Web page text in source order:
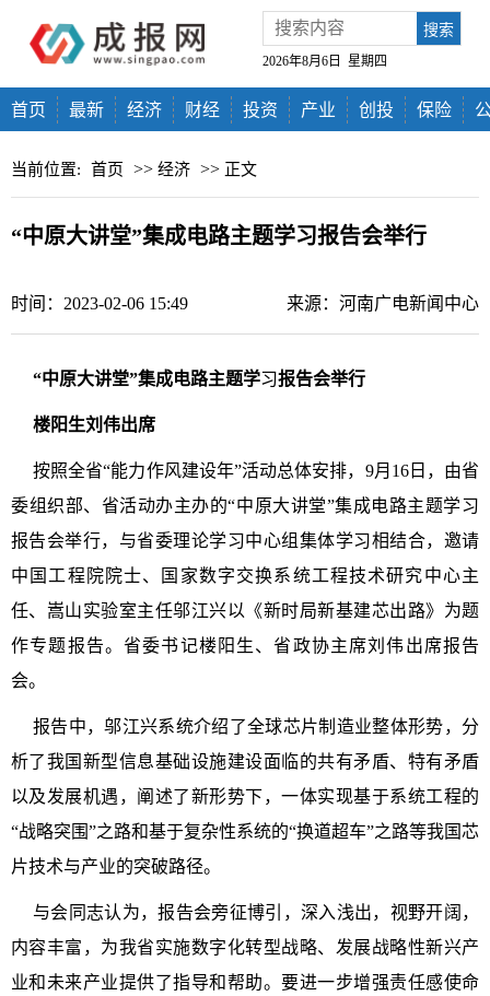
搜索
2026年8月6日 星期四
首页 最新 经济 财经 投资 产业 创投 保险
当前位置: 首页 >> 经济 >> 正文
“中原大讲堂”集成电路主题学习报告会举行
时间：2023-02-06 15:49 来源：河南广电新闻中心
“中原大讲堂”集成电路主题学习报告会举行
楼阳生刘伟出席
按照全省“能力作风建设年”活动总体安排，9月16日，由省
委组织部、省活动办主办的“中原大讲堂”集成电路主题学习
报告会举行，与省委理论学习中心组集体学习相结合，邀请
中国工程院院士、国家数字交换系统工程技术研究中心主
任、嵩山实验室主任邬江兴以《新时局新基建芯出路》为题
作专题报告。省委书记楼阳生、省政协主席刘伟出席报告
会。
报告中，邬江兴系统介绍了全球芯片制造业整体形势，分
析了我国新型信息基础设施建设面临的共有矛盾、特有矛盾
以及发展机遇，阐述了新形势下，一体实现基于系统工程的
“战略突围”之路和基于复杂性系统的“换道超车”之路等我国芯
片技术与产业的突破路径。
与会同志认为，报告会旁征博引，深入浅出，视野开阔，
内容丰富，为我省实施数字化转型战略、发展战略性新兴产
业和未来产业提供了指导和帮助。要进一步增强责任感使命